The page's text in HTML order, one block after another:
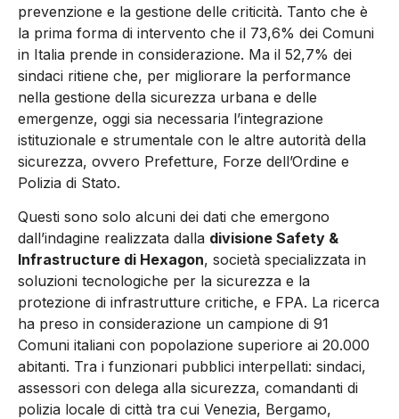
prevenzione e la gestione delle criticità. Tanto che è
la prima forma di intervento che il 73,6% dei Comuni
in Italia prende in considerazione. Ma il 52,7% dei
sindaci ritiene che, per migliorare la performance
nella gestione della sicurezza urbana e delle
emergenze, oggi sia necessaria l’integrazione
istituzionale e strumentale con le altre autorità della
sicurezza, ovvero Prefetture, Forze dell’Ordine e
Polizia di Stato.
Questi sono solo alcuni dei dati che emergono
dall’indagine realizzata dalla divisione Safety &
Infrastructure di Hexagon, società specializzata in
soluzioni tecnologiche per la sicurezza e la
protezione di infrastrutture critiche, e FPA. La ricerca
ha preso in considerazione un campione di 91
Comuni italiani con popolazione superiore ai 20.000
abitanti. Tra i funzionari pubblici interpellati: sindaci,
assessori con delega alla sicurezza, comandanti di
polizia locale di città tra cui Venezia, Bergamo,